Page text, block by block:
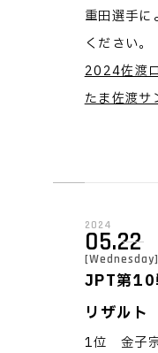
重田選手に
ください。
2024佐渡
たま佐渡
2024
05.22
[Wednesday]
JPT第10
リザルト
1位 金子宗